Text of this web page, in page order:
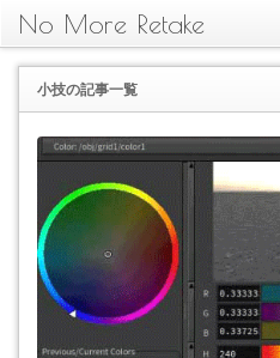
No More Retake
小技の記事一覧